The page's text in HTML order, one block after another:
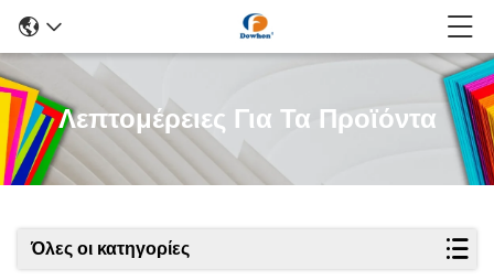
Λεπτομέρειες Για Τα Προϊόντα
Όλες οι κατηγορίες